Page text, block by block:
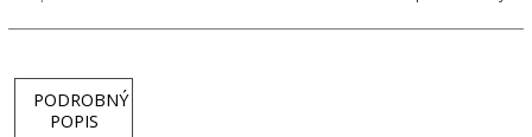
PODROBNÝ
POPIS